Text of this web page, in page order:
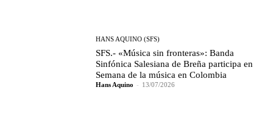
HANS AQUINO (SFS)
SFS.- «Música sin fronteras»: Banda
Sinfónica Salesiana de Breña participa en
Semana de la música en Colombia
Hans Aquino - 13/07/2026